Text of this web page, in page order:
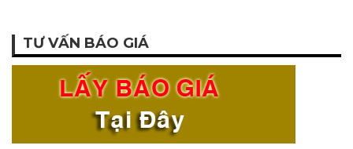
TƯ VẤN BÁO GIÁ